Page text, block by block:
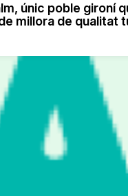
únic poble gironí
millora de qualitat